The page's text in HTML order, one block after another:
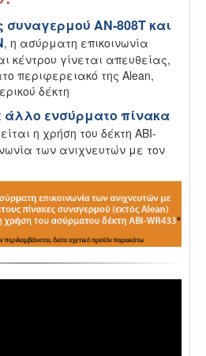
συναγερμού AN-808T και
, η ασύρματη επικοινωνία
κέντρου γίνεται απευθείας,
περιφερειακό της Alean,
δέκτη
άλλο ενσύρματο πίνακα
η χρήση του δέκτη ABI-
των ανιχνευτών με τον